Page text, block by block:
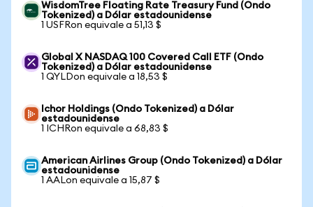
WisdomTree Floating Rate Treasury Fund (Ondo
Tokenized) a Dólar estadounidense
1 USFRon equivale a 51,13 $
Global X NASDAQ 100 Covered Call ETF (Ondo
Tokenized) a Dólar estadounidense
1 QYLDon equivale a 18,53 $
Ichor Holdings (Ondo Tokenized) a Dólar
estadounidense
1 ICHRon equivale a 68,83 $
American Airlines Group (Ondo Tokenized) a Dólar
estadounidense
1 AALon equivale a 15,87 $